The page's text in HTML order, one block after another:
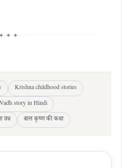
✦ ✦
Krishna childhood stories
story in Hindi
वध बाल कृष्ण की कथा